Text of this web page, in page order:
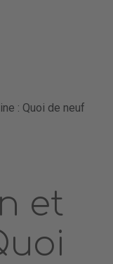
: Quoi de neuf
et